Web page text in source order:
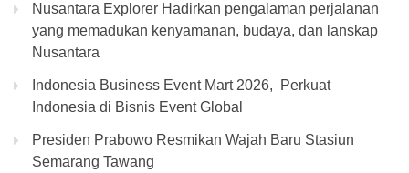
Nusantara Explorer Hadirkan pengalaman perjalanan
yang memadukan kenyamanan, budaya, dan lanskap
Nusantara
Indonesia Business Event Mart 2026, Perkuat
Indonesia di Bisnis Event Global
Presiden Prabowo Resmikan Wajah Baru Stasiun
Semarang Tawang